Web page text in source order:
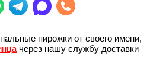
пирожки от своего имени,
через нашу службу доставки